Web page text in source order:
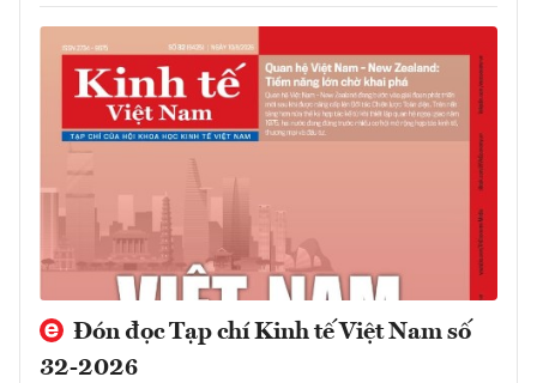
Đón đọc Tạp chí Kinh tế Việt Nam số
32-2026